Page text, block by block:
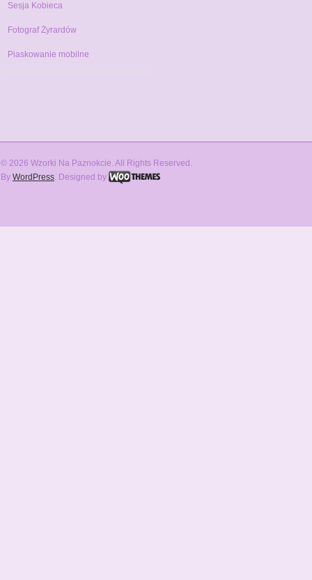
Sesja Kobieca
Fotograf Żyrardów
Piaskowanie mobilne
© 2026 Wzorki Na Paznokcie. All Rights Reserved.
By WordPress. Designed by